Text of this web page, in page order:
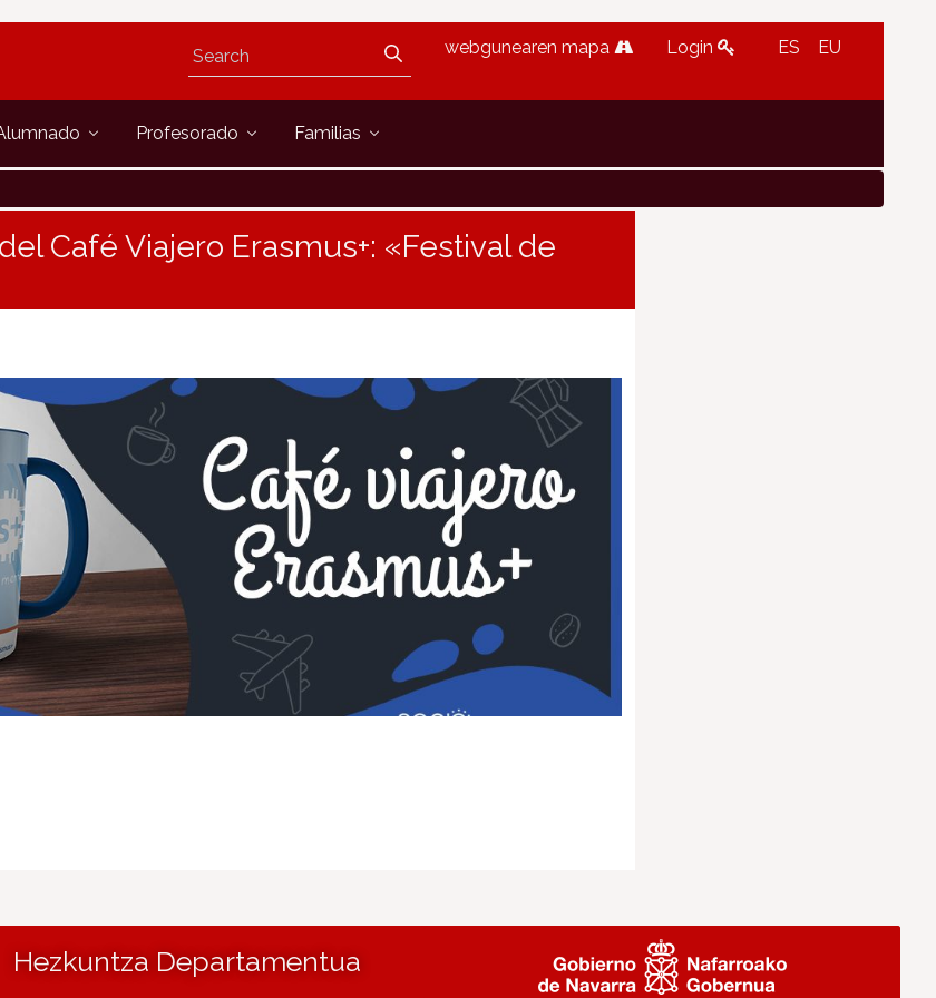
webgunearen mapa Login ES EU
Profesorado Familias
Café Viajero Erasmus+: «Festival de
Hezkuntza Departamentua